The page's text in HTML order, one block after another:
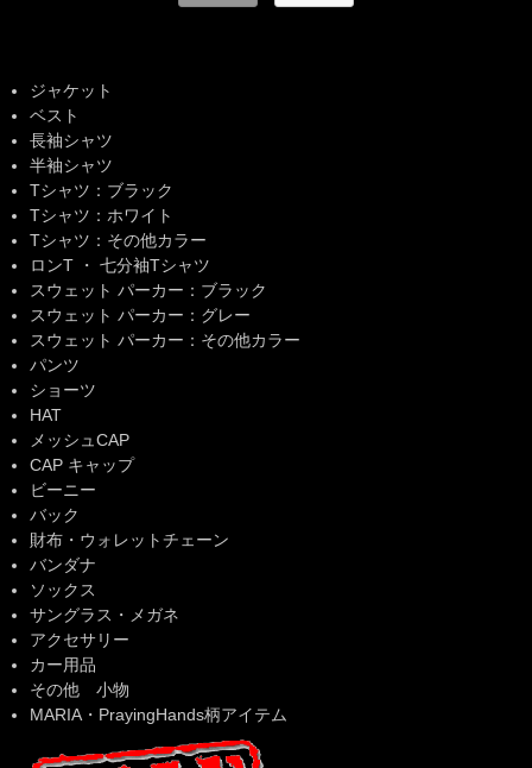
ジャケット
ベスト
長袖シャツ
半袖シャツ
Tシャツ：ブラック
Tシャツ：ホワイト
Tシャツ：その他カラー
ロンT ・ 七分袖Tシャツ
スウェット パーカー：ブラック
スウェット パーカー：グレー
スウェット パーカー：その他カラー
パンツ
ショーツ
HAT
メッシュCAP
CAP キャップ
ビーニー
バック
財布・ウォレットチェーン
バンダナ
ソックス
サングラス・メガネ
アクセサリー
カー用品
その他 小物
MARIA・PrayingHands柄アイテム